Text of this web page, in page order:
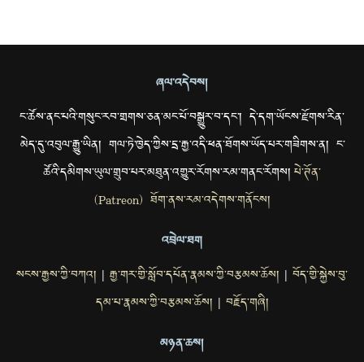
ཞལ་འདེབས།
ང་ཚོས་ནང་པའི་གསུང་རབ་གྲགས་ཅན་མང་པོ་བསྒྱུར་བ་དང་། དེ་དག་ཡོངས་རྫོགས་རིན་
མེད་དུ་འབུལ་རྒྱུ་ཡིན། གལ་ཏེ་ཁྱེད་ཀྱིས་དྲ་རྒྱ་འདི་ཕན་ཐོགས་ཡོད་པར་གཟིགས་ན། ང་
ཚོའི་དམིགས་ཡུལ་གྲུབ་པར་མཐུན་འགྱུར་རོགས་རམ་གནང་རོགས།པེ་ཊོན་
(Patreon) ཐོག་ནས་རམ་འདེགས་གནོངས།
འབྲེལ་ཐག
སངས་རྒྱས་ཀྱི་བཀའ། | རྒྱ་གར་གྱི་སློབ་དཔོན་རྣམས་ཀྱི་བརྩམས་ཆོས། | བོད་གྱི་སྐྱེས་བུ་
དམ་པ་རྣམས་ཀྱི་བརྩམས་ཆོས། | བརྗོད་གཞི།
མཉན་ཆས།